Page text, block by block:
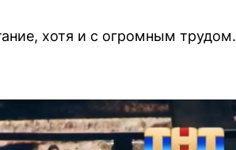
хотя и с огромным трудом.